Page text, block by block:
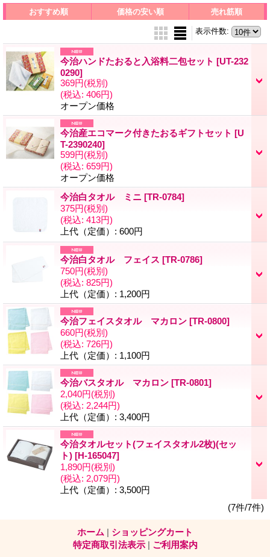
おすすめ順 価格の安い順 売れ筋順
表示件数:
今治ハンドたおると入浴料二包セット [UT-232
0290]
369円(税別)
(税込: 406円)
オープン価格
今治産エコマーク付きたおるギフトセット [U
T-2390240]
599円(税別)
(税込: 659円)
オープン価格
今治白タオル ミニ [TR-0784]
375円(税別)
(税込: 413円)
上代（定価） : 600円
今治白タオル フェイス [TR-0786]
750円(税別)
(税込: 825円)
上代（定価） : 1,200円
今治フェイスタオル マカロン [TR-0800]
660円(税別)
(税込: 726円)
上代（定価） : 1,100円
今治バスタオル マカロン [TR-0801]
2,040円(税別)
(税込: 2,244円)
上代（定価） : 3,400円
今治タオルセット(フェイスタオル2枚)(セッ
ト) [H-165047]
1,890円(税別)
(税込: 2,079円)
上代（定価） : 3,500円
(7件/7件)
ホーム | ショッピングカート
特定商取引法表示 | ご利用案内